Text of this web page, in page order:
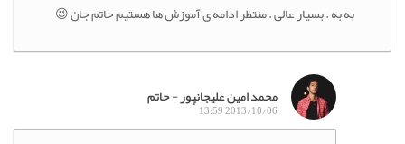
به به . بسیار عالی . منتظر ادامه ی آموزش ها هستیم حاتم جان 😉
محمد امین علیجانپور - حاتم
2013/10/06 13:59